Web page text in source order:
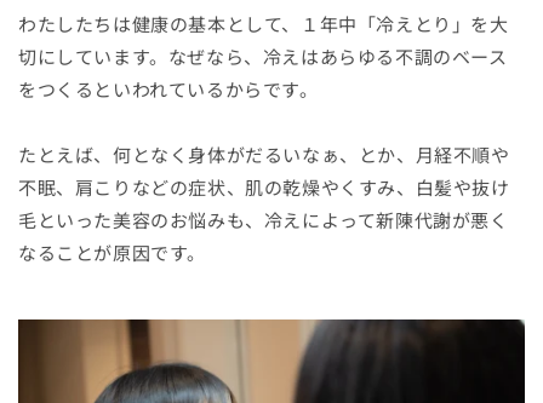
わたしたちは健康の基本として、１年中「冷えとり」を大
切にしています。なぜなら、冷えはあらゆる不調のベース
をつくるといわれているからです。
たとえば、何となく身体がだるいなぁ、とか、月経不順や
不眠、肩こりなどの症状、肌の乾燥やくすみ、白髪や抜け
毛といった美容のお悩みも、冷えによって新陳代謝が悪く
なることが原因です。